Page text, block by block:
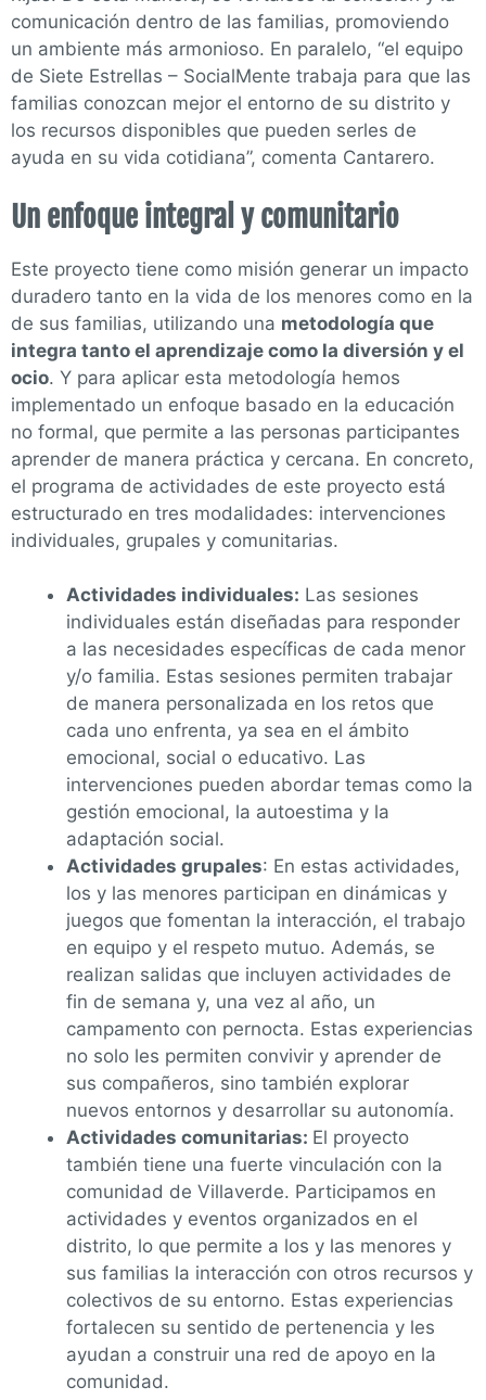
comunicación dentro de las familias, promoviendo
un ambiente más armonioso. En paralelo, “el equipo
de Siete Estrellas – SocialMente trabaja para que las
familias conozcan mejor el entorno de su distrito y
los recursos disponibles que pueden serles de
ayuda en su vida cotidiana”, comenta Cantarero.
Un enfoque integral y comunitario
Este proyecto tiene como misión generar un impacto
duradero tanto en la vida de los menores como en la
de sus familias, utilizando una metodología que
integra tanto el aprendizaje como la diversión y el
ocio. Y para aplicar esta metodología hemos
implementado un enfoque basado en la educación
no formal, que permite a las personas participantes
aprender de manera práctica y cercana. En concreto,
el programa de actividades de este proyecto está
estructurado en tres modalidades: intervenciones
individuales, grupales y comunitarias.
Actividades individuales: Las sesiones
individuales están diseñadas para responder
a las necesidades específicas de cada menor
y/o familia. Estas sesiones permiten trabajar
de manera personalizada en los retos que
cada uno enfrenta, ya sea en el ámbito
emocional, social o educativo. Las
intervenciones pueden abordar temas como la
gestión emocional, la autoestima y la
adaptación social.
Actividades grupales: En estas actividades,
los y las menores participan en dinámicas y
juegos que fomentan la interacción, el trabajo
en equipo y el respeto mutuo. Además, se
realizan salidas que incluyen actividades de
fin de semana y, una vez al año, un
campamento con pernocta. Estas experiencias
no solo les permiten convivir y aprender de
sus compañeros, sino también explorar
nuevos entornos y desarrollar su autonomía.
Actividades comunitarias: El proyecto
también tiene una fuerte vinculación con la
comunidad de Villaverde. Participamos en
actividades y eventos organizados en el
distrito, lo que permite a los y las menores y
sus familias la interacción con otros recursos y
colectivos de su entorno. Estas experiencias
fortalecen su sentido de pertenencia y les
ayudan a construir una red de apoyo en la
comunidad.